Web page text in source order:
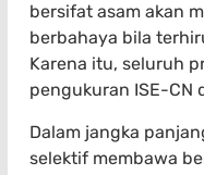
bersifat asam akan
berbahaya bila
Karena itu, seluruh
pengukuran ISE-CN
Dalam jangka
selektif membawa